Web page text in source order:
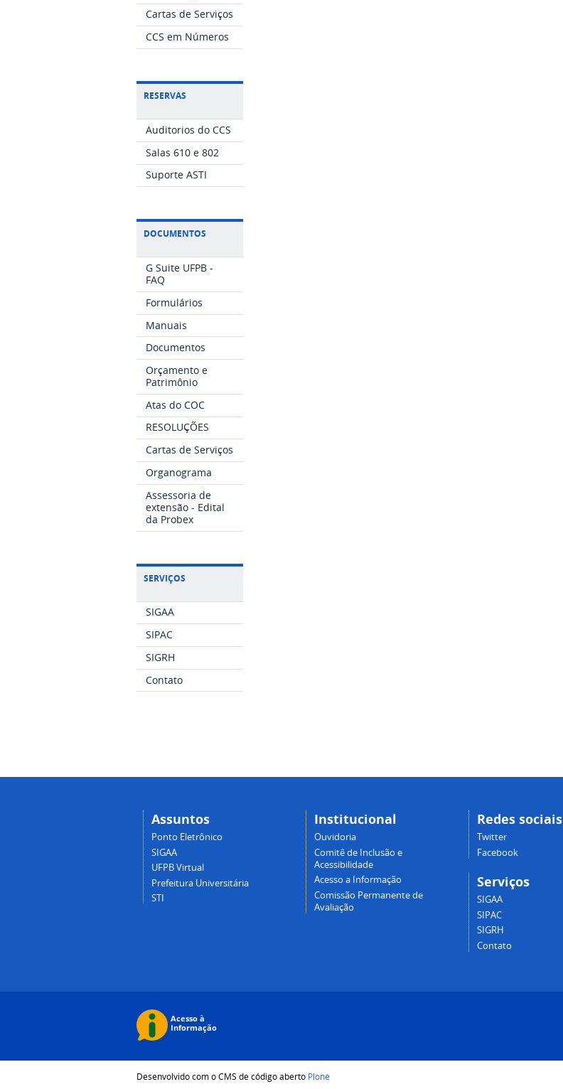
Cartas de Serviços
CCS em Números
RESERVAS
Auditorios do CCS
Salas 610 e 802
Suporte ASTI
DOCUMENTOS
G Suite UFPB -
FAQ
Formulários
Manuais
Documentos
Orçamento e
Patrimônio
Atas do COC
RESOLUÇÕES
Cartas de Serviços
Organograma
Assessoria de
extensão - Edital
da Probex
SERVIÇOS
SIGAA
SIPAC
SIGRH
Contato
Assuntos
Ponto Eletrônico
SIGAA
UFPB Virtual
Prefeitura Universitária
STI
Institucional
Ouvidoria
Comitê de Inclusão e
Acessibilidade
Acesso a Informação
Comissão Permanente de
Avaliação
Redes sociais
Twitter
Facebook
Serviços
SIGAA
SIPAC
SIGRH
Contato
Desenvolvido com o CMS de código aberto Plone